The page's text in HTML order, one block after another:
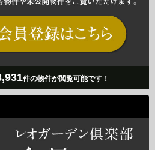
件の物件が閲覧可能です！